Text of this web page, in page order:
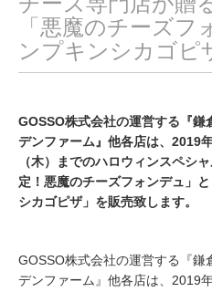
「悪魔のチーズ
ンプキンシカゴピ
GOSSO株式会社の運営する『
デンファーム』他各店は、2019
（木）までのハロウィンスペシ
定！悪魔のチーズフォンデュ」
シカゴピザ」を販売致します。
GOSSO株式会社の運営する『鎌
デンファーム』他各店は、2019